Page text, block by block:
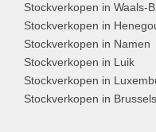
Stockverkopen in Waals-
Stockverkopen in
Stockverkopen in Namen
Stockverkopen in Luik
Stockverkopen in
Stockverkopen in